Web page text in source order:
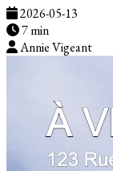
2026-05-13
7 min
Annie Vigeant